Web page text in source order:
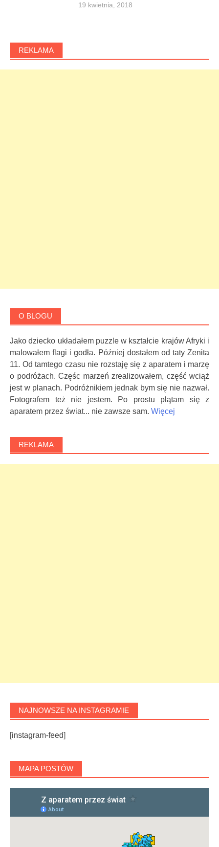
19 kwietnia, 2018
REKLAMA
O BLOGU
Jako dziecko układałem puzzle w kształcie krajów Afryki i
malowałem flagi i godła. Później dostałem od taty Zenita
11. Od tamtego czasu nie rozstaję się z aparatem i marzę
o podróżach. Częśc marzeń zrealizowałem, część wciąż
jest w planach. Podróżnikiem jednak bym się nie nazwał.
Fotografem też nie jestem. Po prostu plątam się z
aparatem przez świat... nie zawsze sam. Więcej
REKLAMA
NAJNOWSZE NA INSTAGRAMIE
[instagram-feed]
MAPA POSTÓW